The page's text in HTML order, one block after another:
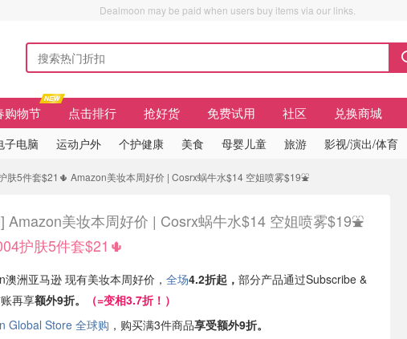
Dealmoon may be paid when users buy items via our links.
购物节 点击排行 抢好货 免费试用 社区 兑换商城
子电脑 运动户外 个护健康 美食 母婴儿童 旅游 影视/演出/体育
肤5件套$21🌵 Amazon美妆本周好价 | Cosrx蜗牛水$14 空姐喷雾$19⛲️
Amazon美妆本周好价 | Cosrx蜗牛水$14 空姐喷雾$19⛲️
护肤5件套$21🌵
澳洲亚马逊 现有美妆本周好价， 全场4.2折起， 部分产品通过Subscribe &
再享额外9折。
（=变相3.7折！）
Global Store 全球购 ，购买满3件商品享受额外9折。